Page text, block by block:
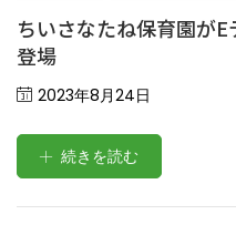
ちいさなたね保育園が
登場
Posted
2023年8月24日
続きを読む